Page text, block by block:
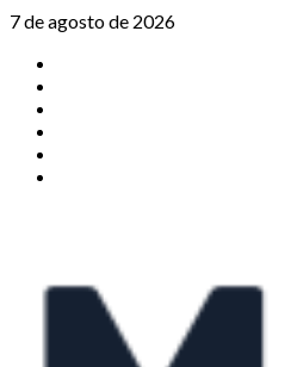
Saltar
contenido
7 de agosto de 2026